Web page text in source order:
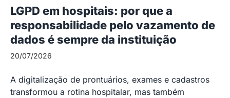
LGPD em hospitais: por que a
responsabilidade pelo vazamento de
dados é sempre da instituição
20/07/2026
A digitalização de prontuários, exames e cadastros
transformou a rotina hospitalar, mas também